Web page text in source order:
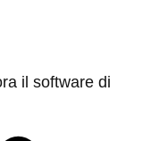
il software di